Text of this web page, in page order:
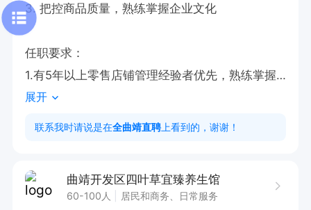
3. 把控商品质量，熟练掌握企业文化
任职要求：
1.有5年以上零售店铺管理经验者优先，熟练掌握
多种中医养生技法。
2. 具备中医相关专业知识，如中医推拿、针灸、
良好的信任关系。
展开
联系我时请说是在全曲靖直聘 上看到的，谢谢！
曲靖开发区四叶草宜臻养生馆
60-100人 居民和商务、日常服务